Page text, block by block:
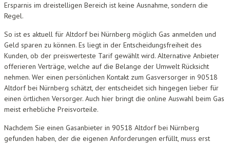
Ersparnis im dreistelligen Bereich ist keine Ausnahme, sondern die
Regel.
So ist es aktuell für Altdorf bei Nürnberg möglich Gas anmelden und
Geld sparen zu können. Es liegt in der Entscheidungsfreiheit des
Kunden, ob der preiswerteste Tarif gewählt wird. Alternative Anbieter
offerieren Verträge, welche auf die Belange der Umwelt Rücksicht
nehmen. Wer einen persönlichen Kontakt zum Gasversorger in 90518
Altdorf bei Nürnberg schätzt, der entscheidet sich hingegen lieber für
einen örtlichen Versorger. Auch hier bringt die online Auswahl beim Gas
meist erhebliche Preisvorteile.
Nachdem Sie einen Gasanbieter in 90518 Altdorf bei Nürnberg
gefunden haben, der die eigenen Anforderungen erfüllt, muss erst